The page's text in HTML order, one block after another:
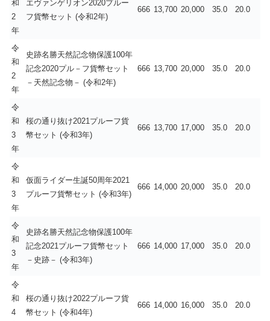
和
2
年
エヴァンゲリオン2020プルー
フ貨幣セット (令和2年)
666 13,700 20,000 35.0 20.0
令
和
2
年
史跡名勝天然記念物保護100年
記念2020プル－フ貨幣セット
－天然記念物－ (令和2年)
666 13,700 20,000 35.0 20.0
令
和
3
年
桜の通り抜け2021プルーフ貨
幣セット (令和3年)
666 13,700 17,000 35.0 20.0
令
和
3
年
仮面ライダー生誕50周年2021
プルーフ貨幣セット (令和3年)
666 14,000 20,000 35.0 20.0
令
和
3
年
史跡名勝天然記念物保護100年
記念2021プルーフ貨幣セット
－史跡－ (令和3年)
666 14,000 17,000 35.0 20.0
令
和
4
桜の通り抜け2022プルーフ貨
幣セット (令和4年)
666 14,000 16,000 35.0 20.0